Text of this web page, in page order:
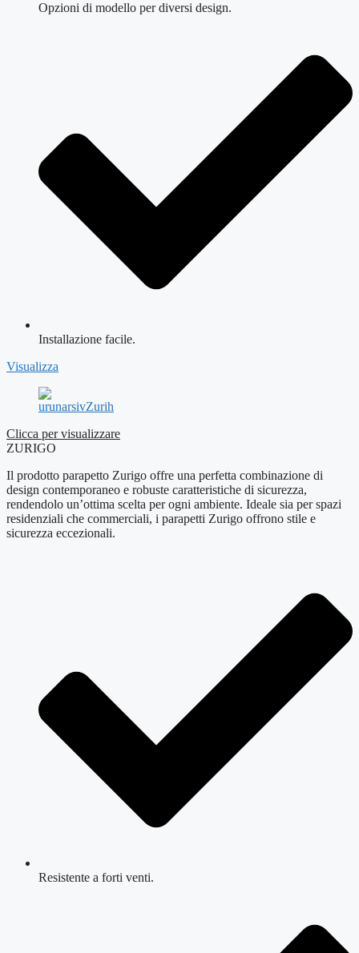
Opzioni di modello per diversi design.
Installazione facile.
Visualizza
Clicca per visualizzare
ZURIGO
Il prodotto parapetto Zurigo offre una perfetta combinazione di
design contemporaneo e robuste caratteristiche di sicurezza,
rendendolo un’ottima scelta per ogni ambiente. Ideale sia per spazi
residenziali che commerciali, i parapetti Zurigo offrono stile e
sicurezza eccezionali.
Resistente a forti venti.